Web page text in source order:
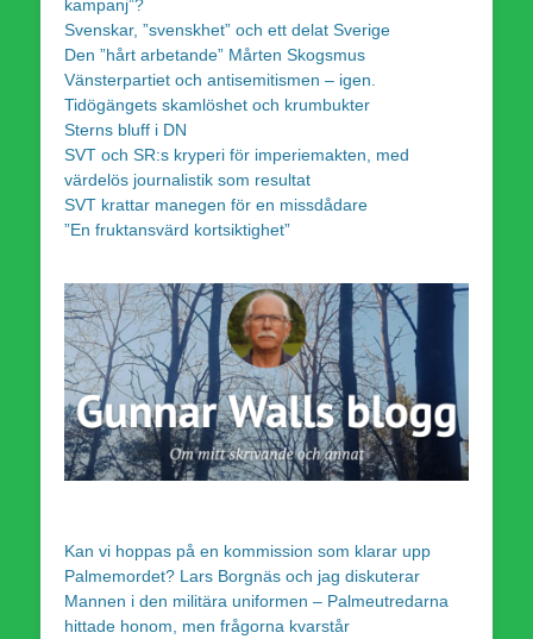
kampanj”?
Svenskar, ”svenskhet” och ett delat Sverige
Den ”hårt arbetande” Mårten Skogsmus
Vänsterpartiet och antisemitismen – igen.
Tidögängets skamlöshet och krumbukter
Sterns bluff i DN
SVT och SR:s kryperi för imperiemakten, med
värdelös journalistik som resultat
SVT krattar manegen för en missdådare
”En fruktansvärd kortsiktighet”
Kan vi hoppas på en kommission som klarar upp
Palmemordet? Lars Borgnäs och jag diskuterar
Mannen i den militära uniformen – Palmeutredarna
hittade honom, men frågorna kvarstår